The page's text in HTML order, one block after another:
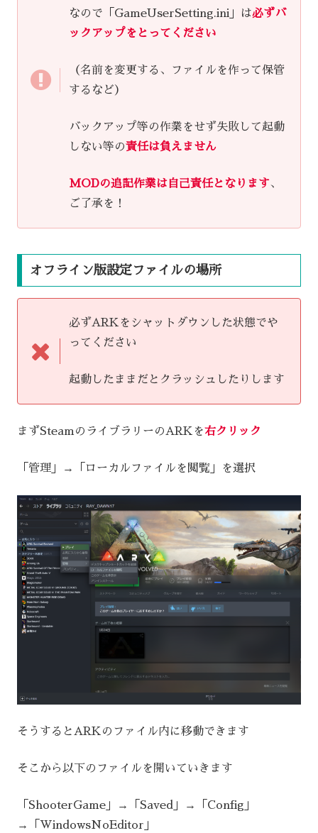
なので「GameUserSetting.ini」は必ずバ
ックアップをとってください
（名前を変更する、ファイルを作って保管
するなど）
バックアップ等の作業をせず失敗して起動
しない等の責任は負えません
MODの追記作業は自己責任となります、
ご了承を！
オフライン版設定ファイルの場所
必ずARKをシャットダウンした状態でや
ってください
起動したままだとクラッシュしたりします
まずSteamのライブラリーのARKを右クリック
「管理」→「ローカルファイルを閲覧」を選択
そうするとARKのファイル内に移動できます
そこから以下のファイルを開いていきます
「ShooterGame」→「Saved」→「Config」
→「WindowsNoEditor」